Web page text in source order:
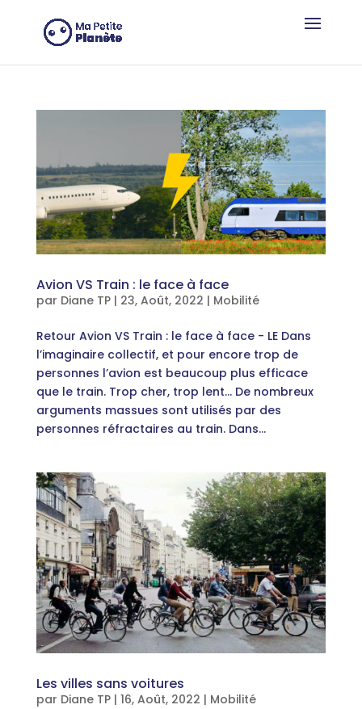
Avion VS Train : le face à face
par Diane TP| 23, Août, 2022 | Mobilité
Retour Avion VS Train : le face à face - LE Dans
l’imaginaire collectif, et pour encore trop de
personnes l’avion est beaucoup plus efficace
que le train. Trop cher, trop lent… De nombreux
arguments massues sont utilisés par des
personnes réfractaires au train. Dans...
Les villes sans voitures
par Diane TP| 16, Août, 2022 | Mobilité